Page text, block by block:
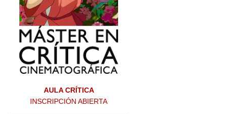
AULA CRÍTICA
INSCRIPCIÓN ABIERTA